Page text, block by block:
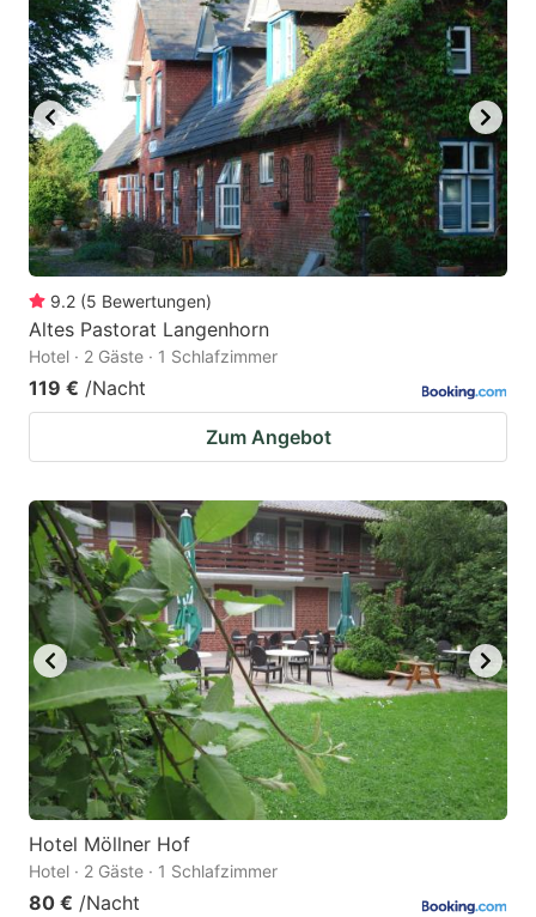
9.2 (5 Bewertungen)
Altes Pastorat Langenhorn
Hotel · 2 Gäste · 1 Schlafzimmer
119 € /Nacht
Zum Angebot
Hotel Möllner Hof
Hotel · 2 Gäste · 1 Schlafzimmer
80 € /Nacht